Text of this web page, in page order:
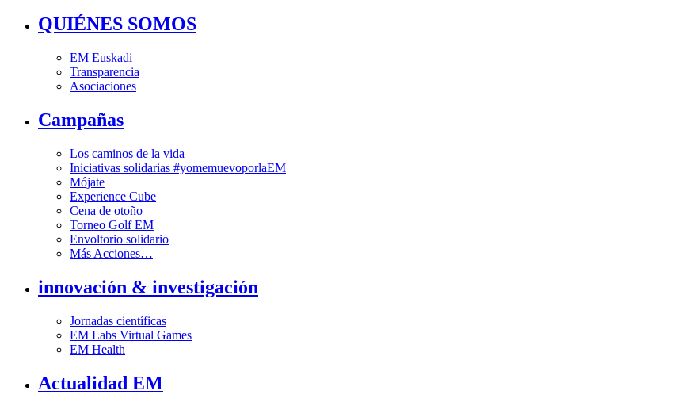
QUIÉNES SOMOS
EM Euskadi
Transparencia
Asociaciones
Campañas
Los caminos de la vida
Iniciativas solidarias #yomemuevoporlaEM
Mójate
Experience Cube
Cena de otoño
Torneo Golf EM
Envoltorio solidario
Más Acciones…
innovación & investigación
Jornadas científicas
EM Labs Virtual Games
EM Health
Actualidad EM